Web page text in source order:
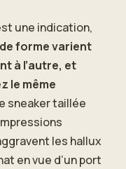
une indication,
forme varient
à l’autre, et
le même
sneaker taillée
les hallux
en vue d’un port